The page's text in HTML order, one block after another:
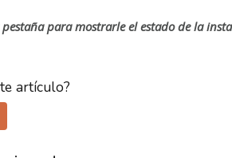
para mostrarle el estado de la
artículo?